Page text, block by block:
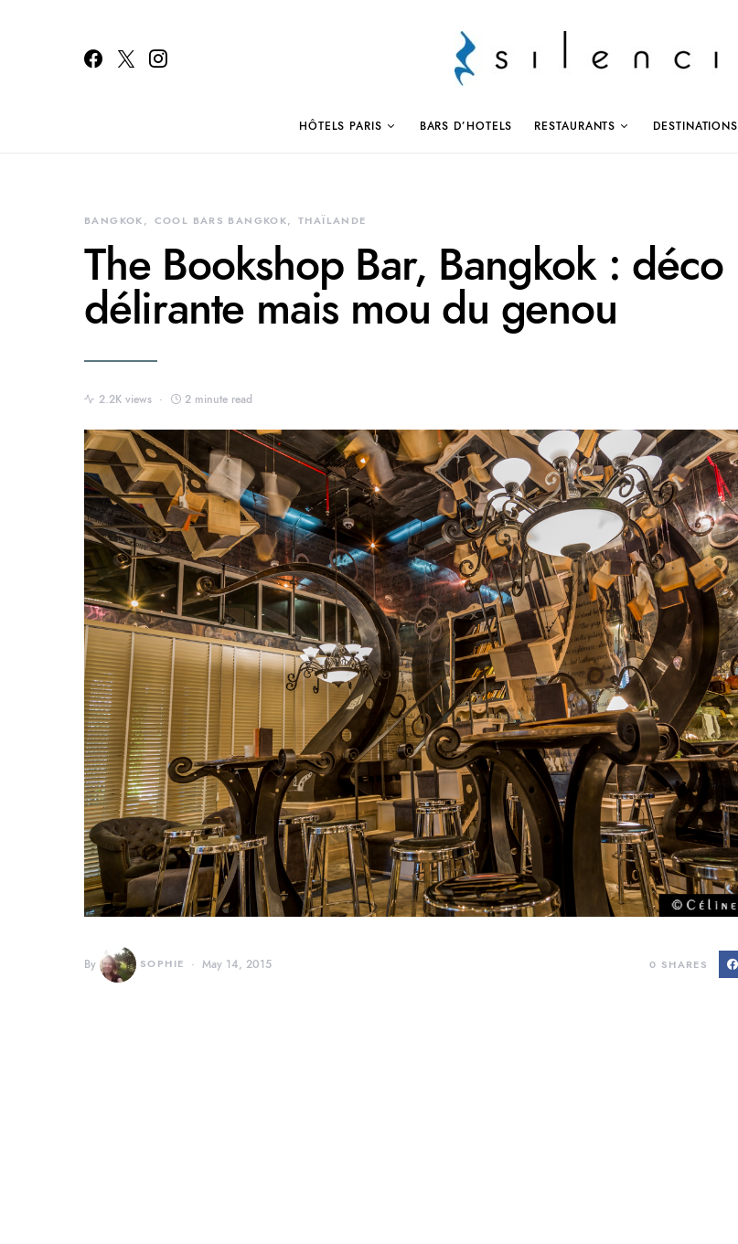
HÔTELS PARIS BARS D’HOTELS RESTAURANTS DESTINATIONS
BANGKOK COOL BARS BANGKOK THAÏLANDE
The Bookshop Bar, Bangkok : déco
délirante mais mou du genou
2.2K views 2 minute read
By SOPHIE May 14, 2015 0 SHARES